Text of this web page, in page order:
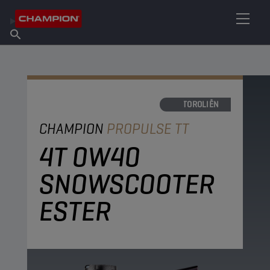
Over Champion
Vind een verkooppunt
MOTOROLIËN
CHAMPION PROPULSE TT
4T 0W40
SNOWSCOOTER
ESTER